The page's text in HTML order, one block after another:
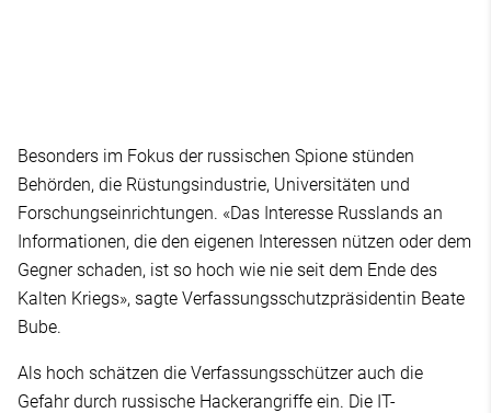
Besonders im Fokus der russischen Spione stünden
Behörden, die Rüstungsindustrie, Universitäten und
Forschungseinrichtungen. «Das Interesse Russlands an
Informationen, die den eigenen Interessen nützen oder dem
Gegner schaden, ist so hoch wie nie seit dem Ende des
Kalten Kriegs», sagte Verfassungsschutzpräsidentin Beate
Bube.
Als hoch schätzen die Verfassungsschützer auch die
Gefahr durch russische Hackerangriffe ein. Die IT-